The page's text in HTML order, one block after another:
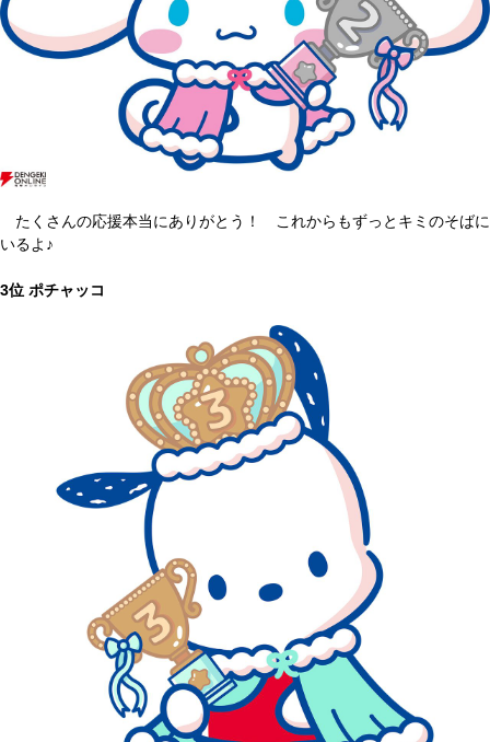
たくさんの応援本当にありがとう！ これからもずっとキミのそばに
いるよ♪
3位 ポチャッコ